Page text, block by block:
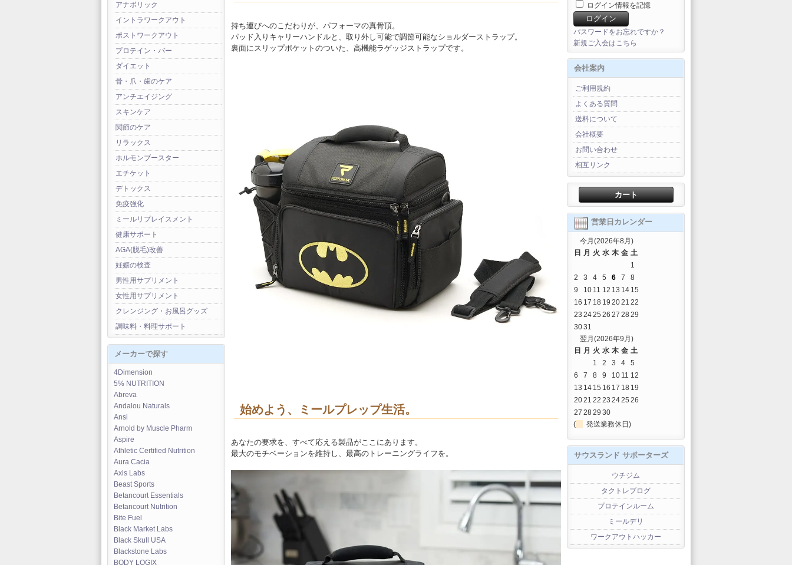
アナボリック
イントラワークアウト
ポストワークアウト
プロテイン・バー
ダイエット
骨・爪・歯のケア
アンチエイジング
スキンケア
関節のケア
リラックス
ホルモンブースター
エチケット
デトックス
免疫強化
ミールリプレイスメント
健康サポート
AGA(脱毛)改善
妊娠の検査
男性用サプリメント
女性用サプリメント
クレンジング・お風呂グッズ
調味料・料理サポート
メーカーで探す
4Dimension
5% NUTRITION
Abreva
Andalou Naturals
Ansi
Arnold by Muscle Pharm
Aspire
Athletic Certified Nutrition
Aura Cacia
Axis Labs
Beast Sports
Betancourt Essentials
Betancourt Nutrition
Bite Fuel
Black Market Labs
Black Skull USA
Blackstone Labs
BODY LOGIX
持ち運びへのこだわりが、パフォーマの真骨頂。
パッド入りキャリーハンドルと、取り外し可能で調節可能なショルダーストラップ。
裏面にスリップポケットのついた、高機能ラゲッジストラップです。
始めよう、ミールプレップ生活。
あなたの要求を、すべて応える製品がここにあります。
最大のモチベーションを維持し、最高のトレーニングライフを。
ログイン情報を記憶
パスワードをお忘れですか？
新規ご入会はこちら
会社案内
ご利用規約
よくある質問
送料について
会社概要
お問い合わせ
相互リンク
カート
営業日カレンダー
今月(2026年8月)
日 月 火 水 木 金 土
1
2
3 4 5 6 7
8
9
10 11 12 13 14 15
16 17 18 19 2021 22
23 2425 26 27 2829
3031
翌月(2026年9月)
日 月 火 水 木 金 土
1
2 3 4
5
6
7 8 9 10 11 12
13 14 15 16 17 18 19
2021 22 23 2425 26
27 2829 30
(
発送業務休日)
サウスランド サポーターズ
ウチジム
タクトレブログ
プロテインルーム
ミールデリ
ワークアウトハッカー